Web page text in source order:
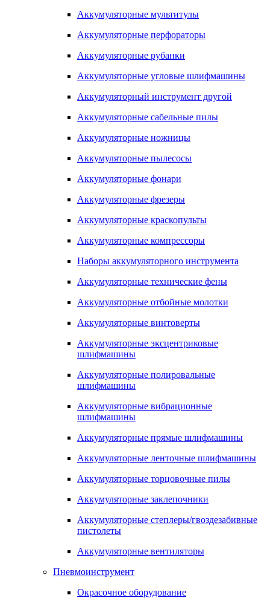
Аккумуляторные мультитулы
Аккумуляторные перфораторы
Аккумуляторные рубанки
Аккумуляторные угловые шлифмашины
Аккумуляторный инструмент другой
Аккумуляторные сабельные пилы
Аккумуляторные ножницы
Аккумуляторные пылесосы
Аккумуляторные фонари
Аккумуляторные фрезеры
Аккумуляторные краскопульты
Аккумуляторные компрессоры
Наборы аккумуляторного инструмента
Аккумуляторные технические фены
Аккумуляторные отбойные молотки
Аккумуляторные винтоверты
Аккумуляторные эксцентриковые
шлифмашины
Аккумуляторные полировальные
шлифмашины
Аккумуляторные вибрационные
шлифмашины
Аккумуляторные прямые шлифмашины
Аккумуляторные ленточные шлифмашины
Аккумуляторные торцовочные пилы
Аккумуляторные заклепочники
Аккумуляторные степлеры/гвоздезабивные
пистолеты
Аккумуляторные вентиляторы
Пневмоинструмент
Окрасочное оборудование